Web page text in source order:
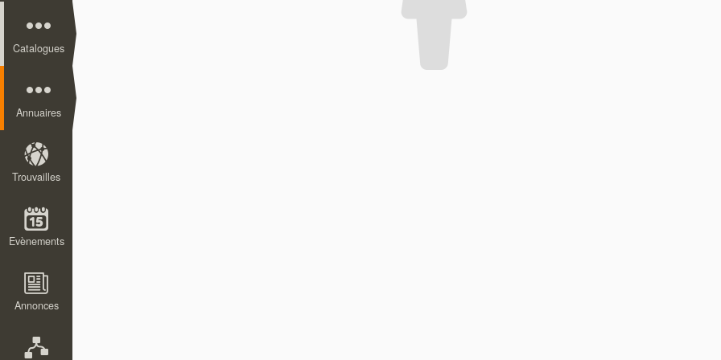
Catalogues
Annuaires
Trouvailles
Evènements
Annonces